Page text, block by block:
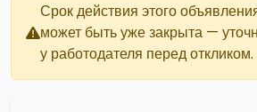
Срок действия этого
может быть уже закрыта —
у работодателя перед откликом.